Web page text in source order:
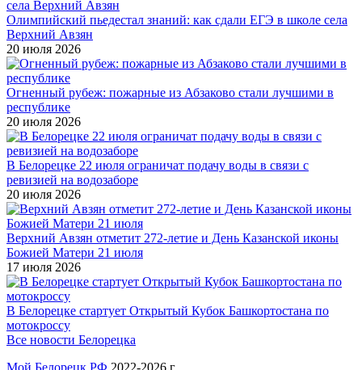
Олимпийский пьедестал знаний: как сдали ЕГЭ в школе села
Верхний Авзян
20 июля 2026
Огненный рубеж: пожарные из Абзаково стали лучшими в
республике
20 июля 2026
В Белорецке 22 июля ограничат подачу воды в связи с
ревизией на водозаборе
20 июля 2026
Верхний Авзян отметит 272-летие и День Казанской иконы
Божией Матери 21 июля
17 июля 2026
В Белорецке стартует Открытый Кубок Башкортостана по
мотокроссу
Все новости Белорецка